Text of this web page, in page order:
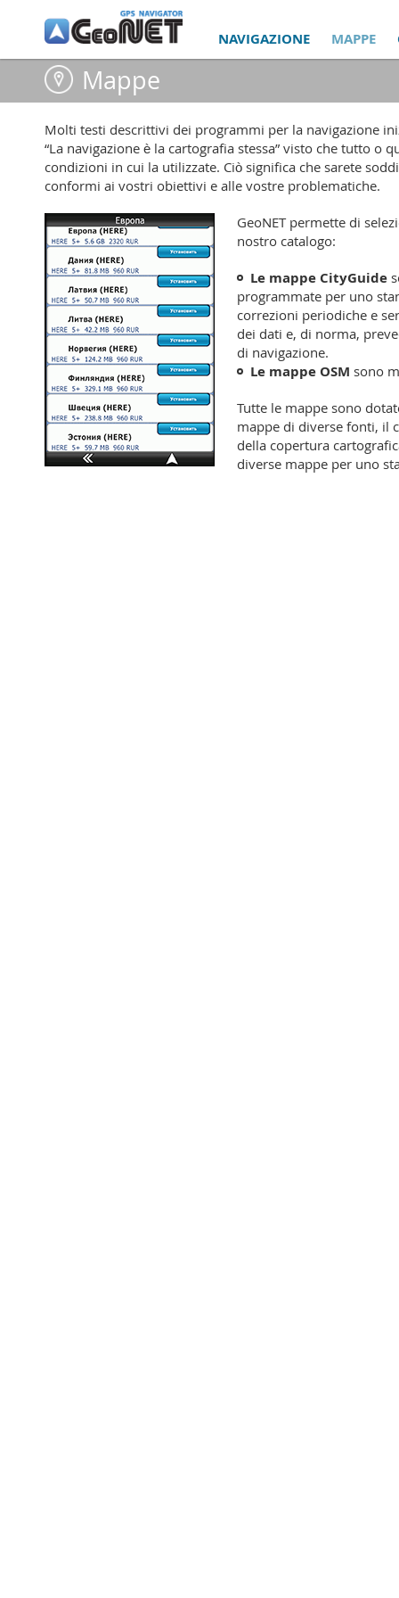
NAVIGAZIONE MAPPE
Mappe
Molti testi descrittivi dei programmi per la navigazione
“La navigazione è la cartografia stessa” visto che tutto
condizioni in cui la utilizzate. Ciò significa che sarete
conformi ai vostri obiettivi e alle vostre problematiche.
GeoNET permette di
nostro catalogo:
Le mappe CityGuide
programmate per uno
correzioni periodiche e
dei dati e, di norma,
di navigazione.
Le mappe OSM sono
Tutte le mappe sono
mappe di diverse fonti, il
della copertura
diverse mappe per uno